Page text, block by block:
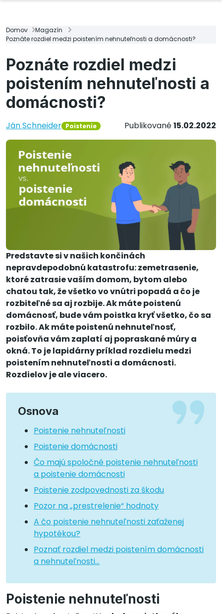
Domov
Magazín
Poznáte rozdiel medzi poistením nehnuteľnosti a domácnosti?
Poznáte rozdiel medzi
poistením nehnuteľnosti a
domácnosti?
Ján Schneider Poistenie Publikované15.02.2022
Predstavte si v našich končinách
nepravdepodobnú katastrofu: zemetrasenie,
ktoré zatrasie vaším domom, bytom alebo
chatou tak, že všetko vo vnútri popadá a čo je
rozbiteľné sa aj rozbije. Ak máte poistenú
domácnosť, bude vám poistka kryť všetko, čo sa
rozbilo. Ak máte poistenú nehnuteľnosť,
poisťovňa vám zaplatí aj popraskané múry a
okná. To je lapidárny príklad rozdielu medzi
poistením nehnuteľnosti a domácnosti.
Rozdielov je ale viacero.
Osnova
Poistenie nehnuteľnosti
Poistenie domácnosti
Čo majú spoločné poistenie nehnuteľnosti
a poistenie domácnosti
Poistenie zodpovednosti za škodu
Pozor na „prestrelenie“ hodnoty
A čo poistenie nehnuteľnosti zaťaženej
hypotékou?
Poznať rozdiel medzi poistením domácnosti
a nehnuteľnosti…
Poistenie nehnuteľnosti